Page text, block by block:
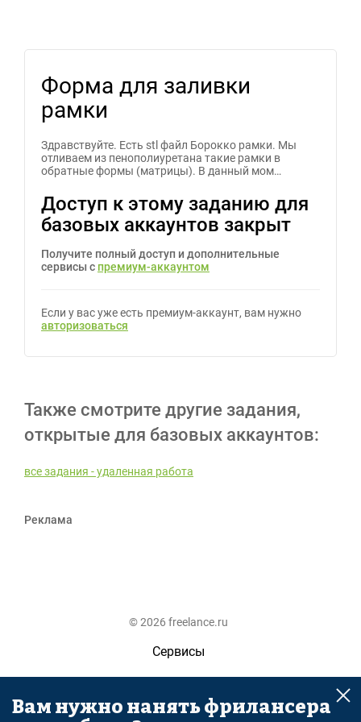
Форма для заливки
рамки
Здравствуйте. Есть stl файл Борокко рамки. Мы
отливаем из пенополиуретана такие рамки в
обратные формы (матрицы). В данный мом…
Доступ к этому заданию для
базовых аккаунтов закрыт
Получите полный доступ и дополнительные
сервисы с премиум-аккаунтом
Если у вас уже есть премиум-аккаунт, вам нужно
авторизоваться
Также смотрите другие задания,
открытые для базовых аккаунтов:
все задания - удаленная работа
Реклама
© 2026 freelance.ru
Сервисы
Помощь
Поиск
Вам нужно нанять фрилансера